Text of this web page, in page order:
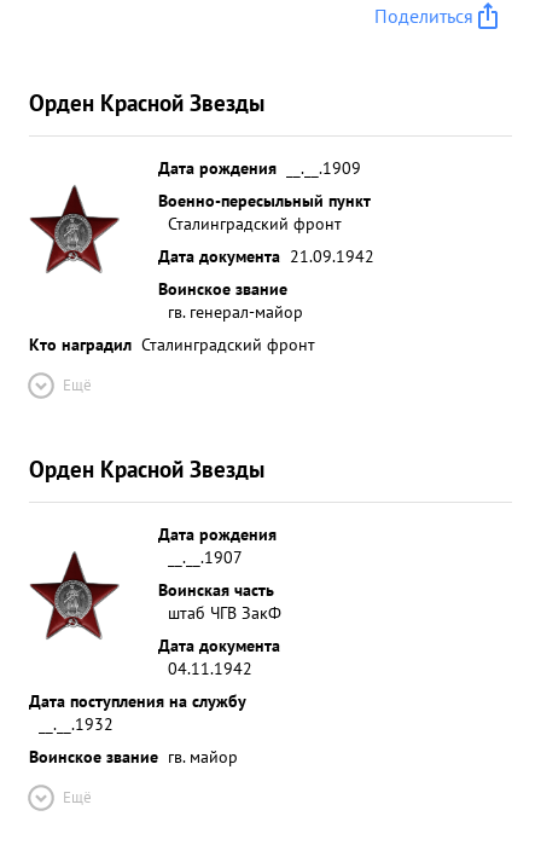
Поделиться
Орден Красной Звезды
Дата рождения
__.__.1909
Военно-пересыльный пункт
Сталинградский фронт
Дата документа 21.09.1942
Воинское звание
гв. генерал-майор
Кто наградил Сталинградский фронт
Ещё
Орден Красной Звезды
Дата рождения
__.__.1907
Воинская часть
штаб ЧГВ ЗакФ
Дата документа
04.11.1942
Дата поступления на службу
__.__.1932
Воинское звание гв. майор
Ещё